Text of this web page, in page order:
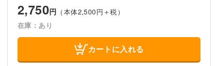
2,750円 （本体2,500円＋税）
在庫：あり
カートに入れる